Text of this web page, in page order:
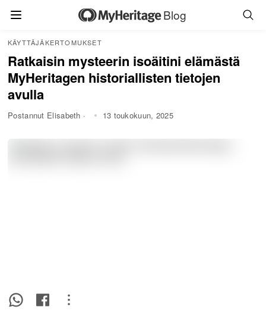
Blog
KÄYTTÄJÄKERTOMUKSET
Ratkaisin mysteerin isoäitini elämästä
MyHeritagen historiallisten tietojen
avulla
Postannut Elisabeth · 13 toukokuun, 2025